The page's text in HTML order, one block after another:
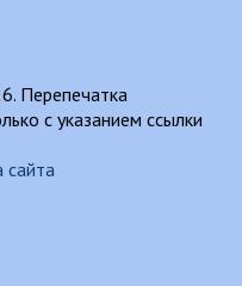
Перепечатка
с указанием ссылки
сайта